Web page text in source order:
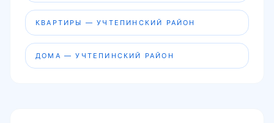
КВАРТИРЫ — УЧТЕПИНСКИЙ РАЙОН
ДОМА — УЧТЕПИНСКИЙ РАЙОН